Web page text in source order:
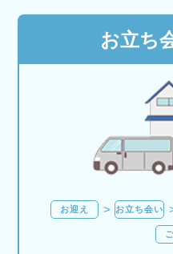
お立ち
お迎え お立ち会い